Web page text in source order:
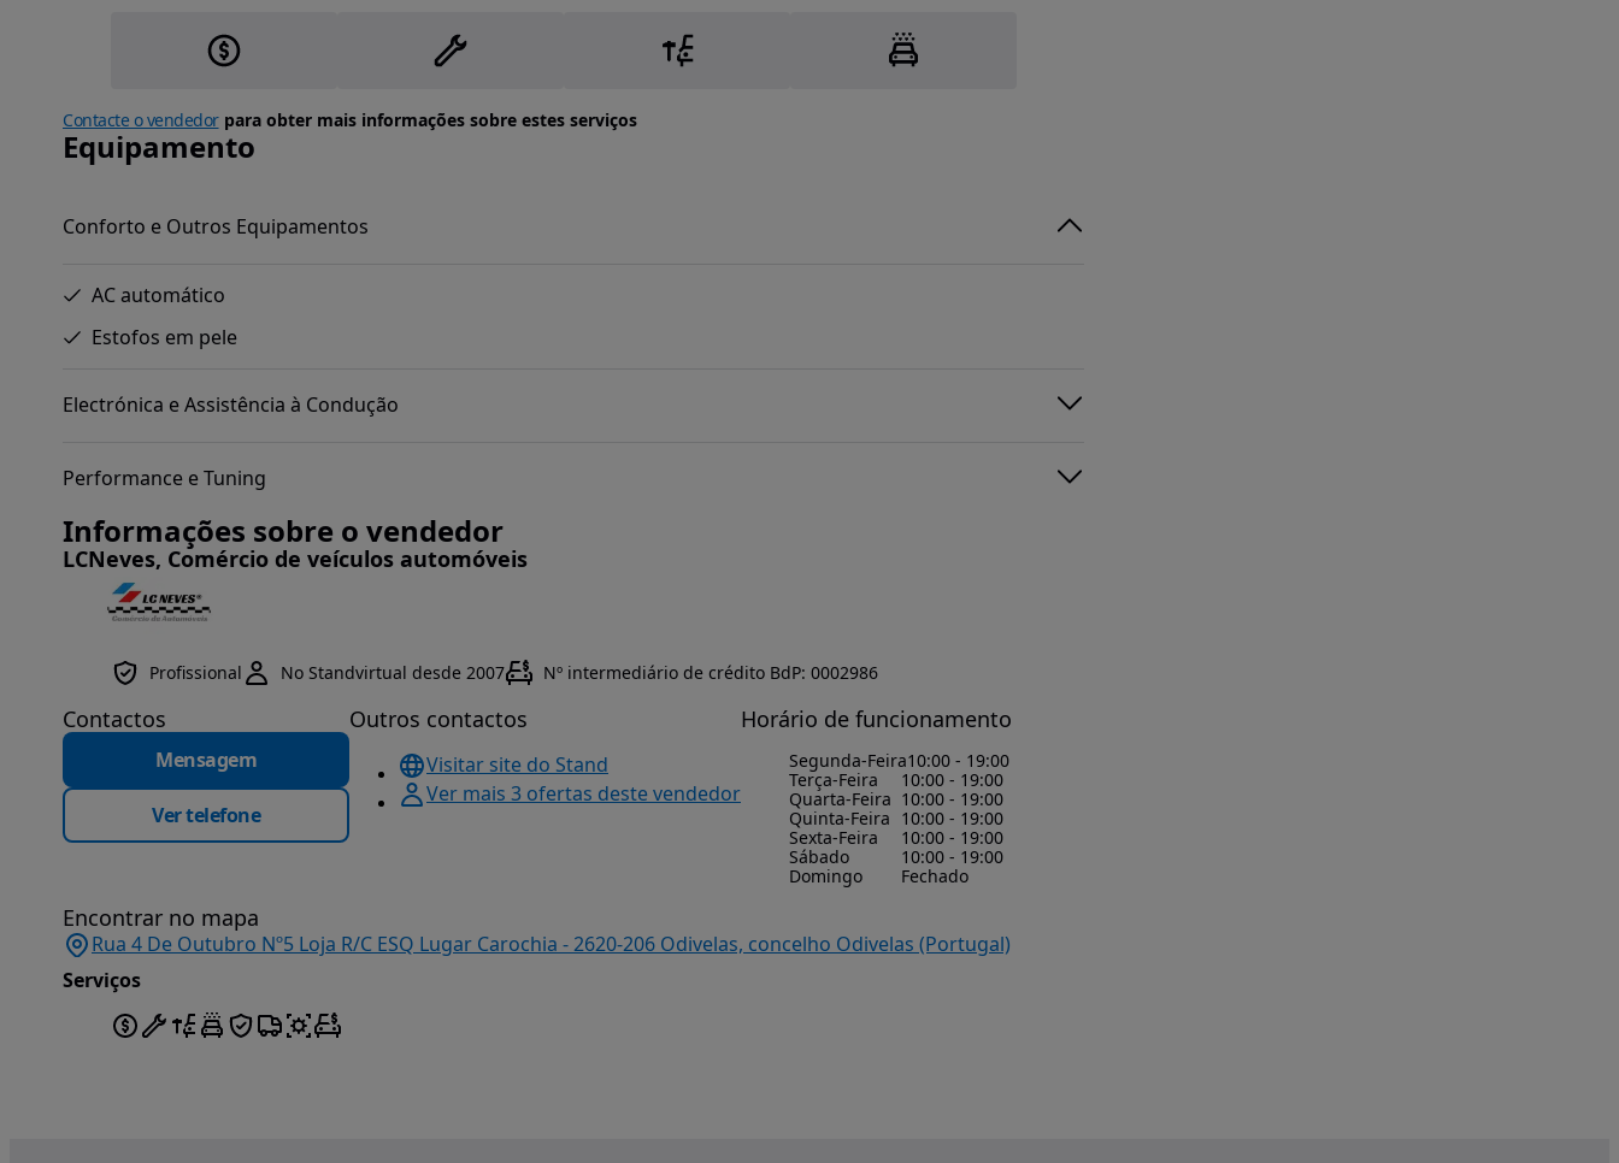
Contacte o vendedorpara obter mais informações sobre estes serviços
Equipamento
Conforto e Outros Equipamentos
AC automático
Estofos em pele
Electrónica e Assistência à Condução
Performance e Tuning
Informações sobre o vendedor
LCNeves, Comércio de veículos automóveis
Profissional No Standvirtual desde 2007 Nº intermediário de crédito BdP: 0002986
Contactos
Mensagem
Ver telefone
Outros contactos
Visitar site do Stand
Ver mais 3 ofertas deste vendedor
Horário de funcionamento
Segunda-Feira10:00 - 19:00
Terça-Feira
10:00 - 19:00
Quarta-Feira 10:00 - 19:00
Quinta-Feira 10:00 - 19:00
Sexta-Feira
10:00 - 19:00
Sábado
10:00 - 19:00
Domingo
Fechado
Encontrar no mapa
Rua 4 De Outubro Nº5 Loja R/C ESQ Lugar Carochia - 2620-206 Odivelas, concelho Odivelas (Portugal)
Serviços